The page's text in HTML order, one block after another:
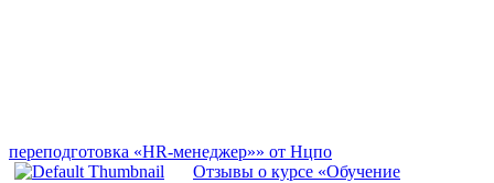
переподготовка «HR-менеджер»» от Нцпо
Отзывы о курсе «Обучение